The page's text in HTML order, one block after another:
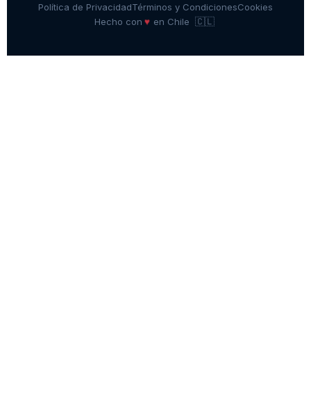
Política de PrivacidadTérminos y CondicionesCookies
Hecho con♥ en Chile 🇨🇱